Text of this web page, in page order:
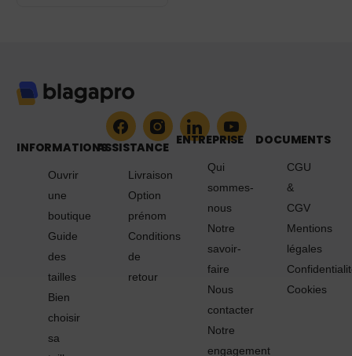
INFORMATIONS
Ouvrir
une
boutique
Guide
des
tailles
Bien
choisir
sa
ASSISTANCE
Livraison
Option
prénom
Conditions
de
retour
ENTREPRISE
Qui
sommes-
nous
Notre
savoir-
faire
Nous
contacter
Notre
engagement
DOCUMENTS
CGU
&
CGV
Mentions
légales
Cookies